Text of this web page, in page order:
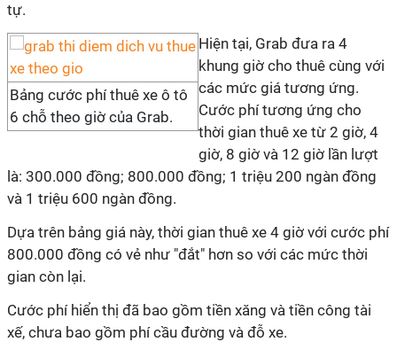
tự.
Bảng cước phí thuê xe ô tô
6 chỗ theo giờ của Grab.
Hiện tại, Grab đưa ra 4
khung giờ cho thuê cùng với
các mức giá tương ứng.
Cước phí tương ứng cho
thời gian thuê xe từ 2 giờ, 4
giờ, 8 giờ và 12 giờ lần lượt
là: 300.000 đồng; 800.000 đồng; 1 triệu 200 ngàn đồng
và 1 triệu 600 ngàn đồng.
Dựa trên bảng giá này, thời gian thuê xe 4 giờ với cước phí
800.000 đồng có vẻ như "đắt" hơn so với các mức thời
gian còn lại.
Cước phí hiển thị đã bao gồm tiền xăng và tiền công tài
xế, chưa bao gồm phí cầu đường và đỗ xe.